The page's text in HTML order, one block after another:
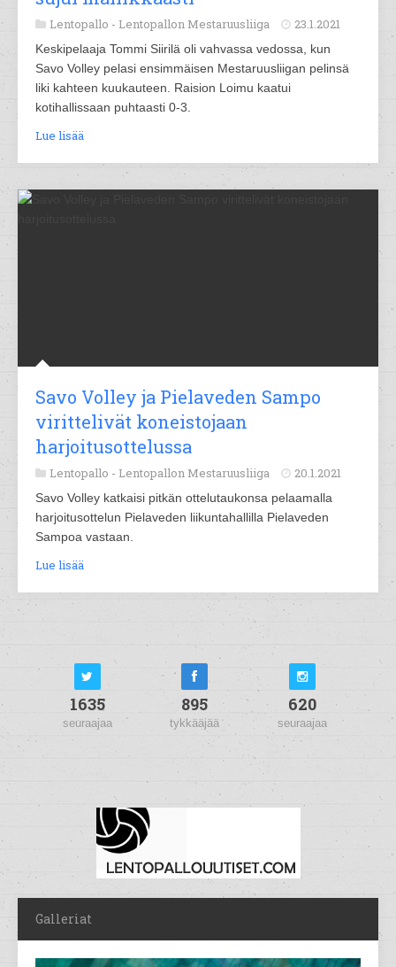
Lentopallo - Lentopallon Mestaruusliiga 23.1.2021
Keskipelaaja Tommi Siirilä oli vahvassa vedossa, kun
Savo Volley pelasi ensimmäisen Mestaruusliigan pelinsä
liki kahteen kuukauteen. Raision Loimu kaatui
kotihallissaan puhtaasti 0-3.
Lue lisää
Savo Volley ja Pielaveden Sampo
virittelivät koneistojaan
harjoitusottelussa
Lentopallo - Lentopallon Mestaruusliiga 20.1.2021
Savo Volley katkaisi pitkän ottelutaukonsa pelaamalla
harjoitusottelun Pielaveden liikuntahallilla Pielaveden
Sampoa vastaan.
Lue lisää
1635
seuraajaa
895
tykkääjää
620
seuraajaa
Galleriat